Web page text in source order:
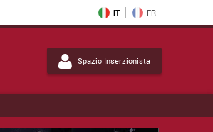
IT FR
Spazio Inserzionista